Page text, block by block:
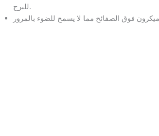
للبرج.